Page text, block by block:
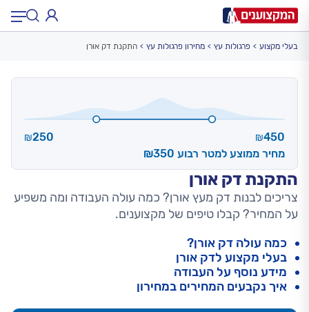
התקנת דק אורן
צריכים לבנות דק מעץ אורן? כמה עולה העבודה ומה משפיע
על המחיר? קבלו טיפים של מקצוענים.
₪450
₪250
מחיר ממוצע למטר רבוע ₪350
בעלי מקצוע פרגולות עץ מחירון פרגולות עץ התקנת דק אורן
כמה עולה דק אורן?
בעלי מקצוע לדק אורן
מידע נוסף על העבודה
איך נקבעים המחירים במחירון